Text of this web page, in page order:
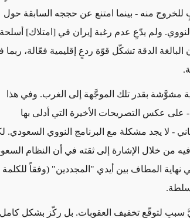
للخروج منه - بينما امتنع عن حججه السابقة حول
ولم يدّعِ عدم رغبة إيران في [امتلاك] أسلحة
البالغة الدقة تشكّل قوّة ردعٍ إقليمية فعّالة، ربما
مشوَّشة بقدر تلك الموجَّهة إلى الغرب. وفي هذا
على عكس التصريحات الأخيرة التي أدلى بها
- لا يجد مشكلة مع البرنامج النووي السعودي.
خلال الإشارة إلى ثقته في أن النظام
نهاية المطاف بين أيدي "المجددين" (وفقاً للكلمة
سببٍ لتوقّع تخفيف العقوبات. بل ركّز بشكلٍ كامل